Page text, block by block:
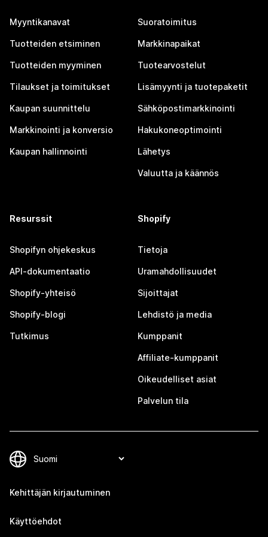
Myyntikanavat
Tuotteiden etsiminen
Tuotteiden myyminen
Tilaukset ja toimitukset
Kaupan suunnittelu
Markkinointi ja konversio
Kaupan hallinnointi
Suoratoimitus
Markkinapaikat
Tuotearvostelut
Lisämyynti ja tuotepaketit
Sähköpostimarkkinointi
Hakukoneoptimointi
Lähetys
Valuutta ja käännös
Resurssit
Shopifyn ohjekeskus
API-dokumentaatio
Shopify-yhteisö
Shopify-blogi
Tutkimus
Shopify
Tietoja
Uramahdollisuudet
Sijoittajat
Lehdistö ja media
Kumppanit
Affiliate-kumppanit
Oikeudelliset asiat
Palvelun tila
Kehittäjän kirjautuminen
Käyttöehdot